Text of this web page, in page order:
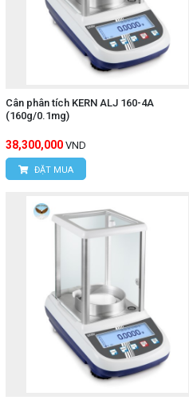
Cân phân tích KERN ALJ 160-4A
(160g/0.1mg)
38,300,000 VND
ĐẶT MUA